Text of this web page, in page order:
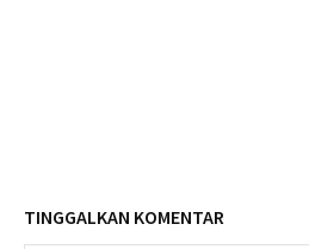
TINGGALKAN KOMENTAR